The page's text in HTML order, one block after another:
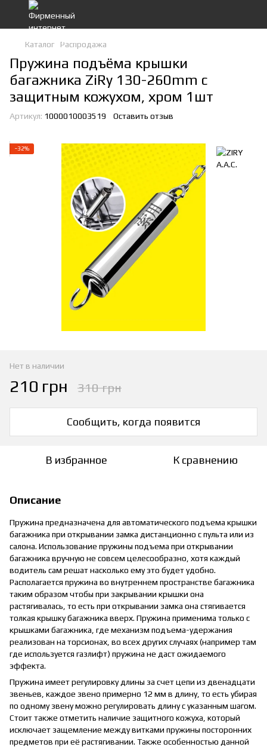
Каталог Распродажа
Пружина подъёма крышки
багажника ZiRy 130-260mm c
защитным кожухом, хром 1шт
Артикул: 1000010003519 Оставить отзыв
−32%
Нет в наличии
210 грн 310 грн
Сообщить, когда появится
В избранное К сравнению
Описание
Пружина предназначена для автоматического подъема крышки
багажника при открывании замка дистанционно с пульта или из
салона. Использование пружины подъема при открывании
багажника вручную не совсем целесообразно, хотя каждый
водитель сам решат насколько ему это будет удобно.
Располагается пружина во внутреннем пространстве багажника
таким образом чтобы при закрывании крышки она
растягивалась, то есть при открывании замка она стягивается
толкая крышку багажника вверх. Пружина применима только с
крышками багажника, где механизм подъема-удержания
реализован на торсионах, во всех других случаях (например там
где используется газлифт) пружина не даст ожидаемого
эффекта.
Пружина имеет регулировку длины за счет цепи из двенадцати
звеньев, каждое звено примерно 12 мм в длину, то есть убирая
по одному звену можно регулировать длину с указанным шагом.
Стоит также отметить наличие защитного кожуха, который
исключает защемление между витками пружины посторонних
предметов при её растягивании. Также особенностью данной